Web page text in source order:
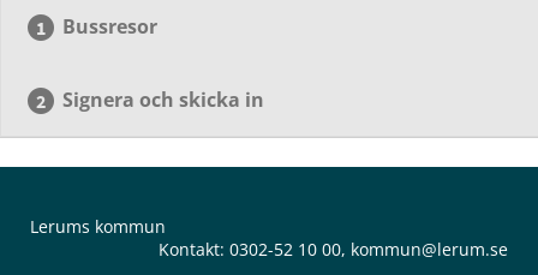
Bussresor
Signera och skicka in
Lerums kommun
Kontakt: 0302-52 10 00, kommun@lerum.se